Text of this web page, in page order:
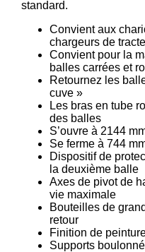
standard.
Convient aux
chargeurs de
Convient pour la
balles carrées et
Retournez les
cuve »
Les bras en tube
des balles
S’ouvre à 2144
Se ferme à 744
Dispositif de
la deuxième balle
Axes de pivot de
vie maximale
Bouteilles de
retour
Finition de
Supports